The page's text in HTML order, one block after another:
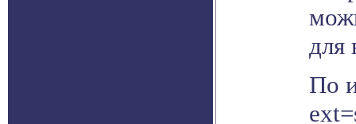
для
По